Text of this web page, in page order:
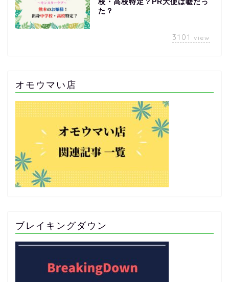
校・高校特定？PR大使は嘘だっ
た？
3101 view
オモウマい店
ブレイキングダウン